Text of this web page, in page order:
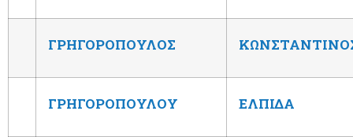
ΓΡΗΓΟΡΟΠΟΥΛΟΣ
ΓΡΗΓΟΡΟΠΟΥΛΟΥ ΕΛΠΙΔΑ